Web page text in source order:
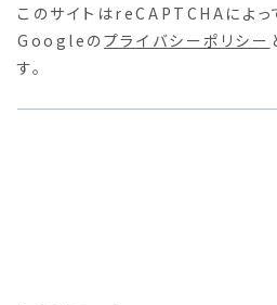
このサイトはreCAPTCHAによっ
Googleの プライバシーポリシー
す。